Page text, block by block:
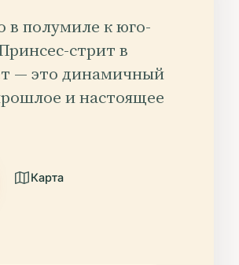
в полумиле к юго-
стрит в
— это динамичный
и настоящее
Карта